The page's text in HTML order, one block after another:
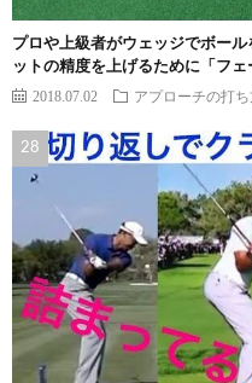
プロや上級者がウェッジでボー
ットの精度を上げるために「フ
2018.07.02 アプローチの打ち